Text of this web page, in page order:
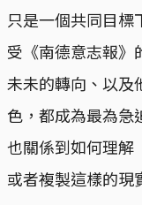
只是一個共同目標
受《南德意志報》
未未的轉向、以及
色，都成為最為急
也關係到如何理解
或者複製這樣的現